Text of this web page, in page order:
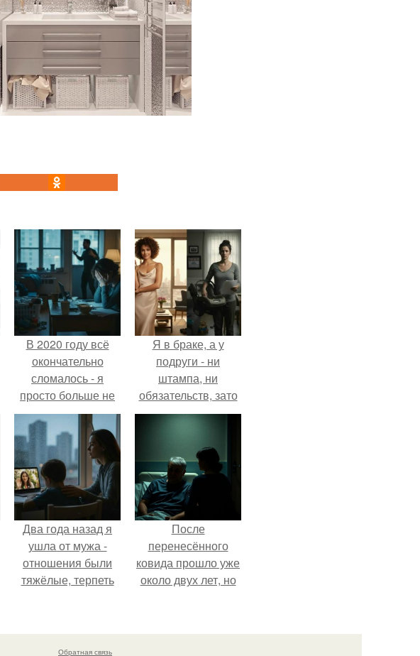
В 2020 году всё
окончательно
сломалось - я
просто больше не
тянула всё одна.
Я в браке, а у
подруги - ни
штампа, ни
обязательств, зато
ключи от новой
ей подарил
обеспеченный
мужчина.
Два года назад я
ушла от мужа -
отношения были
тяжёлые, терпеть
После
перенесённого
ковида прошло уже
около двух лет, но
очень чётко.
Обратная связь